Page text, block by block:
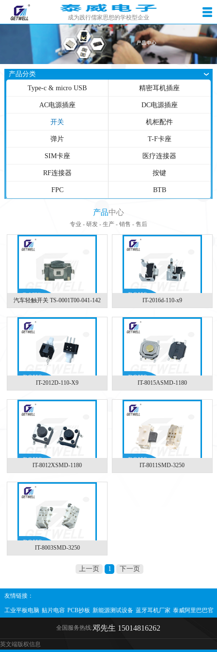
成为践行儒家思想的学校型企业
产品分类
Type-c & micro USB
精密耳机插座
AC电源插座 DC电源插座
开关 机柜配件
弹片 T-F卡座
SIM卡座 医疗连接器
RF连接器 按键
FPC BTB
产品中心
专业 - 研发 - 生产 - 销售 - 售后
汽车轻触开关 TS-0001T00-041-142 IT-2016d-110-x9
IT-2012D-110-X9 IT-8015ASMD-1180
IT-8012XSMD-1180 IT-8011SMD-3250
IT-8003SMD-3250
上一页 1 下一页
友情链接：
工业平板电脑 贴片电容 PCB抄板 新能源测试设备 蓝牙耳机厂家 泰威阿里巴巴官
直流互感器
全国服务热线:邓先生 15014816262
英文端版权信息